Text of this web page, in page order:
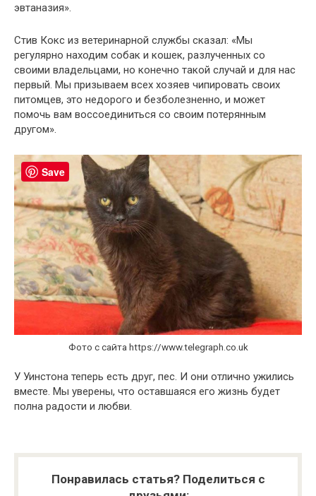
эвтаназия».
Стив Кокс из ветеринарной службы сказал: «Мы
регулярно находим собак и кошек, разлученных со
своими владельцами, но конечно такой случай и для нас
первый. Мы призываем всех хозяев чипировать своих
питомцев, это недорого и безболезненно, и может
помочь вам воссоединиться со своим потерянным
другом».
Фото с сайта https://www.telegraph.co.uk
У Уинстона теперь есть друг, пес. И они отлично ужились
вместе. Мы уверены, что оставшаяся его жизнь будет
полна радости и любви.
Понравилась статья? Поделиться с
Save